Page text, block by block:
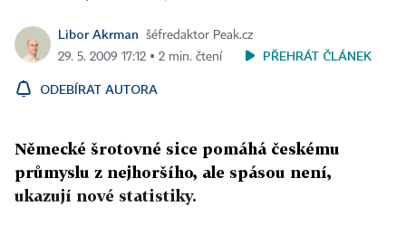
Libor Akrman
šéfredaktor Peak.cz
29. 5. 2009 17:12 ▪ 2 min. čtení
PŘEHRÁT ČLÁNEK
ODEBÍRAT AUTORA
Německé šrotovné sice pomáhá českému
průmyslu z nejhoršího, ale spásou není,
ukazují nové statistiky.